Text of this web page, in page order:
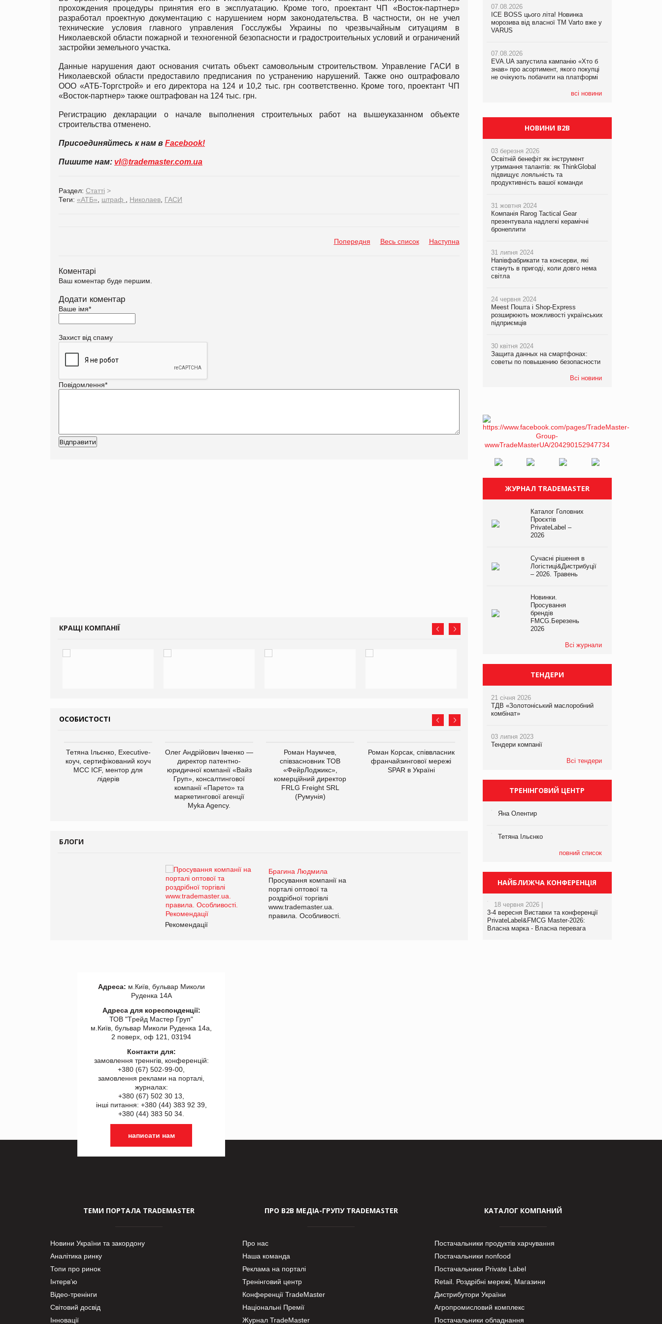
прохождения процедуры принятия его в эксплуатацию. Кроме того, проектант ЧП «Восток-партнер»
разработал проектную документацию с нарушением норм законодательства. В частности, он не учел
технические условия главного управления Госслужбы Украины по чрезвычайным ситуациям в
Николаевской области пожарной и техногенной безопасности и градостроительных условий и ограничений
застройки земельного участка.
Данные нарушения дают основания считать объект самовольным строительством. Управление ГАСИ в
Николаевской области предоставило предписания по устранению нарушений. Также оно оштрафовало
ООО «АТБ-Торгстрой» и его директора на 124 и 10,2 тыс. грн соответственно. Кроме того, проектант ЧП
«Восток-партнер» также оштрафован на 124 тыс. грн.
Регистрацию декларации о начале выполнения строительных работ на вышеуказанном объекте
строительства отменено.
Присоединяйтесь к нам в Facebook!
Пишите нам: vl@trademaster.com.ua
Раздел: Статті >
Теги: «АТБ» штраф Николаев ГАСИ
Попередня Весь список Наступна
Коментарі
Ваш коментар буде першим.
Додати коментар
Ваше імя*
Захист від спаму
Повідомлення*
КРАЩІ КОМПАНІЇ
ОСОБИСТОСТІ
Тетяна Ільєнко, Executive-
коуч, сертифікований коуч
МСС ICF, ментор для
лідерів
Олег Андрійович Івченко —
директор патентно-
юридичної компанії «Вайз
Груп», консалтингової
компанії «Парето» та
маркетингової агенції
Myka Agency.
Роман Наумчев,
співзасновник ТОВ
«ФейрЛоджикс»,
комерційний директор
FRLG Freight SRL
(Румунія)
Роман Корсак, співвласник
франчайзингової мережі
SPAR в Україні
виробництва
компанії «УкраМарин»
БЛОГИ
Брагина Людмила
Просування компанії на
порталі оптової та
роздрібної торгівлі
www.trademaster.ua.
правила. Особливості.
Рекомендації
Брагина Людмила
Просування компанії на
www.trademaster.ua.
правила. Особливості.
07.08.2026
ICE BOSS цього літа! Новинка
морозива від власної ТМ Varto вже у
VARUS
07.08.2026
EVA.UA запустила кампанію «Хто б
знав» про асортимент, якого покупці
не очікують побачити на платформі
всі новини
06.08.2026
Смачна новинка для хвостатих: у
VARUS з’явилися паучі Varto Paw
05.08.2026
Мережа супермаркетів VARUS купує
мережу магазинів формату
компанія налічуватиме 374 магазини
07.08.2026
Франція заборонила рекламні дзвінки
НОВИНИ B2B
03 березня 2026
Освітній бенефіт як інструмент
утримання талантів: як ThinkGlobal
підвищує лояльність та
продуктивність вашої команди
31 жовтня 2024
Компанія Rarog Tactical Gear
презентувала надлегкі керамічні
бронеплити
31 липня 2024
Напівфабрикати та консерви, які
стануть в пригоді, коли довго нема
світла
24 червня 2024
Meest Пошта і Shop-Express
розширюють можливості українських
підприємців
30 квітня 2024
Защита данных на смартфонах:
советы по повышению безопасности
Всі новини
ЖУРНАЛ TRADEMASTER
Каталог Головних
Проєктів
PrivateLabel –
2026
Сучасні рішення в
Логістиці&Дистрибуції
– 2026. Травень
Новинки.
Просування
брендів
FMCG.Березень
2026
Всі журнали
ТЕНДЕРИ
21 січня 2026
ТДВ «Золотоніський маслоробний
комбінат»
03 липня 2023
Тендери компанії
Всі тендери
ТРЕНІНГОВИЙ ЦЕНТР
Яна Олентир
Тетяна Ільєнко
повний список
НАЙБЛИЖЧА КОНФЕРЕНЦІЯ
18 червня 2026 |
3-4 вересня Виставки та конференції
PrivateLabel&FMCG Master-2026:
Власна марка - Власна перевага
Адреса: м.Київ, бульвар Миколи
Руденка 14А
Адреса для кореспонденції:
ТОВ "Tрейд Мастер Груп"
м.Київ, бульвар Миколи Руденка 14а,
2 поверх, оф 121, 03194
Контакти для:
замовлення треннгів, конференцій:
+380 (67) 502-99-00,
замовлення реклами на порталі,
журналах:
+380 (67) 502 30 13,
інші питання: +380 (44) 383 92 39,
+380 (44) 383 50 34.
написати нам
ТЕМИ ПОРТАЛА TRADEMASTER
Новини України та закордону
Аналітика ринку
Топи про ринок
Інтерв’ю
Відео-тренінги
Світовий досвід
Інновації
ПРО В2В МЕДІА-ГРУПУ TRADEMASTER
Про нас
Наша команда
Реклама на порталі
Тренінговий центр
Конференції TradeMaster
Національні Премії
Журнал TradeMaster
КАТАЛОГ КОМПАНИЙ
Постачальники продуктів харчування
Постачальники nonfood
Постачальники Private Label
Retail. Роздрібні мережі, Магазини
Дистрибутори України
Агропромисловий комплекс
Постачальники обладнання